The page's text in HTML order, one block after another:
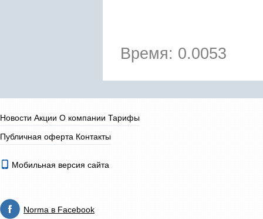
Время: 0.0053
Новости Акции О компании Тарифы
Публичная оферта Контакты
Мобильная версия сайта
Norma в Facebook